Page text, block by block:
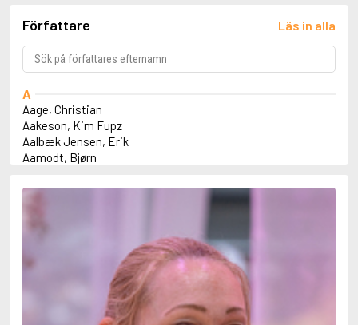
Författare Läs in alla
A
Aage, Christian
Aakeson, Kim Fupz
Aalbæk Jensen, Erik
Aamodt, Bjørn
Abbey, Kieran
Abbott, Megan
Abdel-Fattah, Randa
Abdolah, Kader